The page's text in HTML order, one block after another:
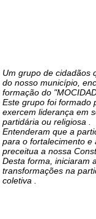
Um grupo de cidadãos
do nosso município,
formação do
Este grupo foi formado
exercem liderança em
partidária ou religiosa .
Entenderam que a
para o fortalecimento e
preceitua a nossa
Desta forma, iniciaram
transformações na
coletiva .